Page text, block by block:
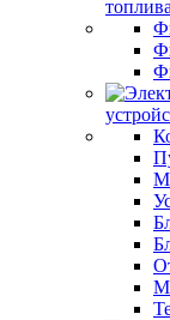
топлива